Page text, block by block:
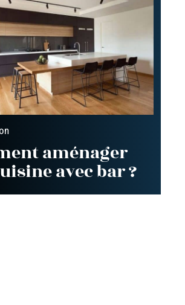
aménager
avec bar ?